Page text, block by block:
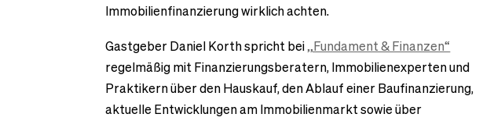
Immobilienfinanzierung wirklich achten.
Gastgeber Daniel Korth spricht bei„Fundament & Finanzen“
regelmäßig mit Finanzierungsberatern, Immobilienexperten und
Praktikern über den Hauskauf, den Ablauf einer Baufinanzierung,
aktuelle Entwicklungen am Immobilienmarkt sowie über